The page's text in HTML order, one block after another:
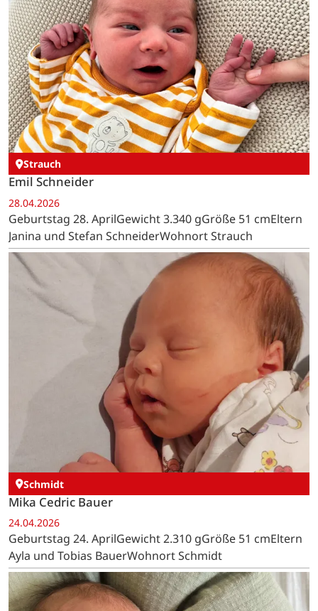
Strauch
Emil Schneider
28.04.2026
Geburtstag 28. AprilGewicht 3.340 gGröße 51 cmEltern
Janina und Stefan SchneiderWohnort Strauch
Schmidt
Mika Cedric Bauer
24.04.2026
Geburtstag 24. AprilGewicht 2.310 gGröße 51 cmEltern
Ayla und Tobias BauerWohnort Schmidt